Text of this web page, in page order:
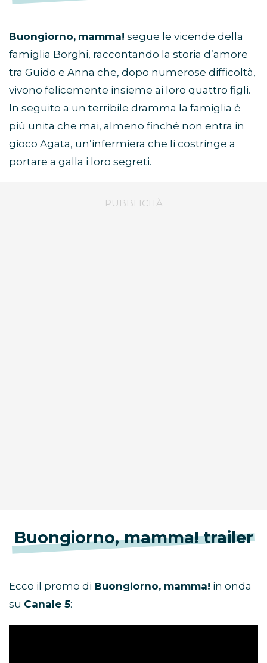
Buongiorno, mamma! segue le vicende della
famiglia Borghi, raccontando la storia d’amore
tra Guido e Anna che, dopo numerose difficoltà,
vivono felicemente insieme ai loro quattro figli.
In seguito a un terribile dramma la famiglia è
più unita che mai, almeno finché non entra in
gioco Agata, un’infermiera che li costringe a
portare a galla i loro segreti.
Buongiorno, mamma! trailer
Ecco il promo di Buongiorno, mamma! in onda
su Canale 5: